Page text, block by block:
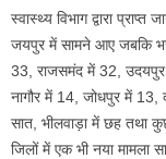
स्वास्थ्य विभाग द्वारा
जयपुर में सामने आए जबकि
33, राजसमंद में 32, उदयपुर
नागौर में 14, जोधपुर में 13,
सात, भीलवाड़ा में छह तथा
जिलों में एक भी नया मामला